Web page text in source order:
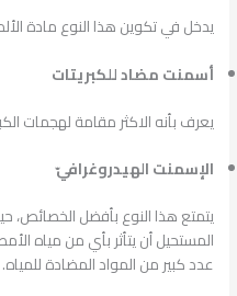
يدخل في تكوين هذا النوع مادة
أسمنت مضاد للكبريتات
يعرف بأنه الاكثر مقامة لهجمات
الإسمنت الهيدروغرافيّ
يتمتع هذا النوع بأفضل الخصائص،
المستحيل أن يتأثر بأي من مياه
عدد كبير من المواد المضادة للمياه.